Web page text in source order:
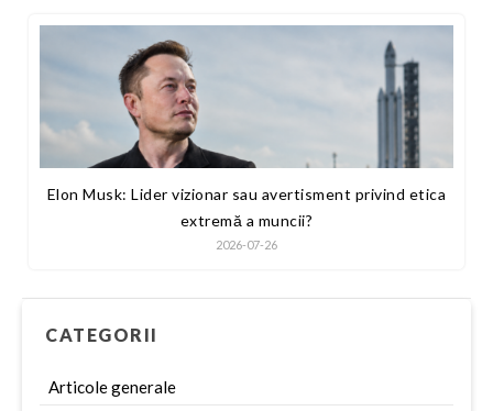
Elon Musk: Lider vizionar sau avertisment privind etica
extremă a muncii?
2026-07-26
CATEGORII
Articole generale